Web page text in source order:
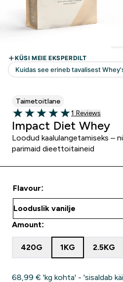
Taimetoitlane
5 out of 5 stars
1 customer
1 Reviews
Impact Diet Whey
Loodud kaalulangetamiseks –
parimaid dieettoitaineid
Flavour:
Amount:
420G 1KG 2.5KG
68,99 €‎ 'kg kohta' - 'sisaldab